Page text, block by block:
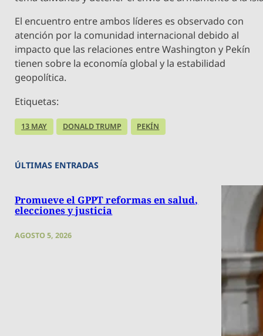
El encuentro entre ambos líderes es observado con
atención por la comunidad internacional debido al
impacto que las relaciones entre Washington y Pekín
tienen sobre la economía global y la estabilidad
geopolítica.
Etiquetas:
13 MAY DONALD TRUMP PEKÍN
ÚLTIMAS ENTRADAS
Promueve el GPPT reformas en salud,
elecciones y justicia
AGOSTO 5, 2026